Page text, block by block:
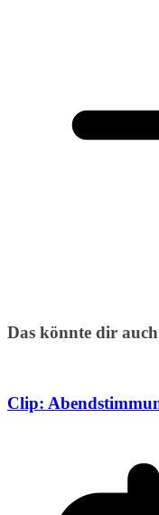
Das könnte dir
Clip: